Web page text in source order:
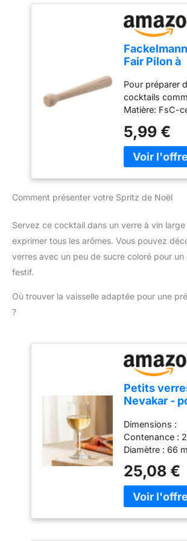
années PRISE
20,5 cm
bonne prise et
efficace.
POLYVALENT :
cocktails,
aromatisées et
maison. L'allié
apéritifs créatifs
ENTRETIEN
rince en un
usage.
pour la
Fair Pilon à
Beige 22
Pour préparer
cocktails
Matière: FsC-
22 cm
5,99 €
Comment présenter votre Spritz de Noël
Servez ce cocktail dans un verre à vin
exprimer tous les arômes. Vous pouvez
verres avec un peu de sucre coloré pour
festif.
Où trouver la vaisselle adaptée pour une
?
Petits
Nevakar -
ml - lot de 6
Dimensions :
Contenance :
Diamètre : 66
Fabrication en
Lot de 6 verres
LAV Le verre
des arômes
25,08 €